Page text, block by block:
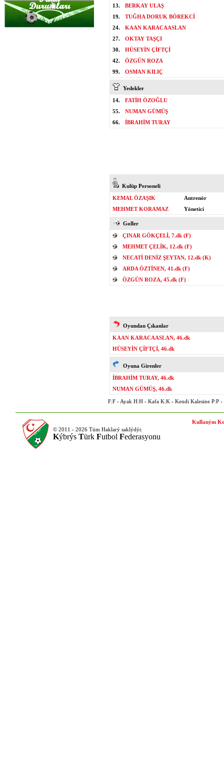
13.
BERKAY ULAŞ
19.
TUĞHA DORUK BÖREKCİ
24.
KAAN KARACAASLAN
27.
OKTAY TAŞÇI
30.
HÜSEYİN ÇİFTÇİ
42.
ÖZGÜN ROZA
99.
OSMAN KILIÇ
Yedekler
14.
FATİH ÖZOĞLU
55.
NUMAN GÜMÜŞ
66.
İBRAHİM TURAY
Kulüp Personeli
KEMAL ÖZAŞIK
Antrenör
MEHMET KORAMAZ
Yönetici
Goller
ÇINAR GÖKÇELİ, 7.dk (F)
MEHMET ÇELİK, 12.dk (F)
NECATİ DENİZ ŞEYTAN, 12.dk (K)
ARDA ÖZTİNEN, 41.dk (F)
ÖZGÜN ROZA, 45.dk (F)
Oyundan Çıkanlar
KAAN KARACAASLAN, 46.dk
HÜSEYİN ÇİFTÇİ, 46.dk
Oyuna Girenler
İBRAHİM TURAY, 46.dk
NUMAN GÜMÜŞ, 46.dk
F:F - Ayak H:H - Kafa K:K - Kendi Kalesine P:P -
© 2011 - 2026 Tüm Haklarý saklýdýr.
Kýbrýs Türk Futbol Federasyonu
Kullaným